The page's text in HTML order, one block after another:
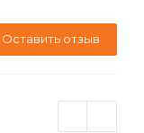
Оставить отзыв